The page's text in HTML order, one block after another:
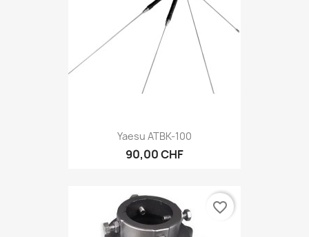
Yaesu ATBK-100
90,00 CHF
favorite_border